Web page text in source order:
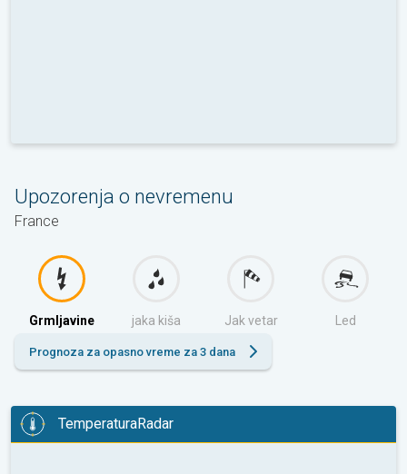
Upozorenja o nevremenu
France
Grmljavine jaka kiša Jak vetar Led
Prognoza za opasno vreme za 3 dana
TemperaturaRadar